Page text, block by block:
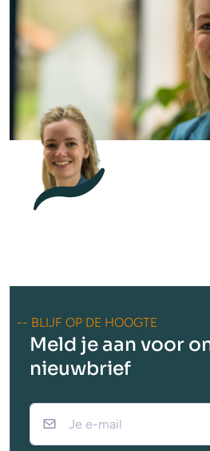
-- BLIJF OP DE HOOGTE
Meld je aan voor
nieuwbrief